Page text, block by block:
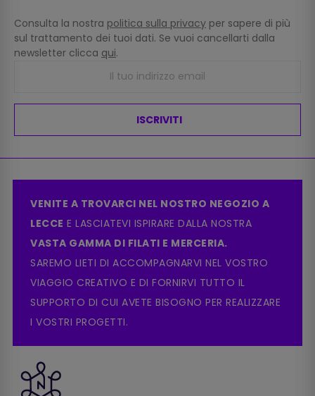
Consulta la nostra politica sulla privacy per sapere di più
sul trattamento dei tuoi dati. Se vuoi cancellarti dalla
newsletter clicca qui.
ISCRIVITI
VENITE A TROVARCI NEL NOSTRO NEGOZIO A
LECCE E LASCIATEVI ISPIRARE DALLA NOSTRA
VASTA GAMMA DI FILATI E MERCERIA.
SAREMO LIETI DI ACCOMPAGNARVI NEL VOSTRO
VIAGGIO CREATIVO E DI FORNIRVI TUTTO IL
SUPPORTO DI CUI AVETE BISOGNO PER REALIZZARE
I VOSTRI PROGETTI.